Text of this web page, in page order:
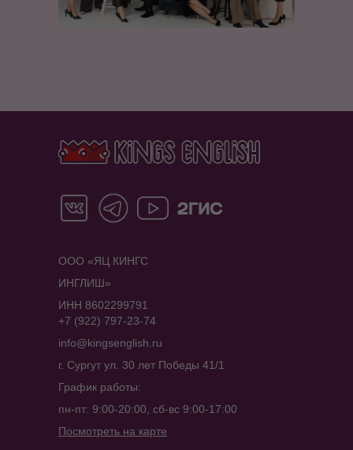
ООО «ЯЦ КИНГС
ИНГЛИШ»
ИНН 8602299791
+7 (922) 797-23-74
info@kingsenglish.ru
г. Сургут ул. 30 лет Победы 41/1
График работы:
пн-пт: 9:00-20:00, сб-вс 9:00-17:00
Посмотреть на карте